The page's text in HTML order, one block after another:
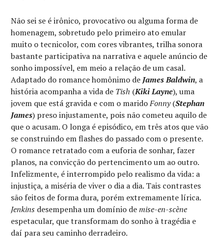
Não sei se é irônico, provocativo ou alguma forma de
homenagem, sobretudo pelo primeiro ato emular
muito o tecnicolor, com cores vibrantes, trilha sonora
bastante participativa na narrativa e aquele anúncio de
sonho impossível, em meio a relação de um casal.
Adaptado do romance homônimo de James Baldwin, a
história acompanha a vida de Tish (Kiki Layne), uma
jovem que está gravida e com o maridoFonny(Stephan
James) preso injustamente, pois não cometeu aquilo de
que o acusam. O longa é episódico, em três atos que vão
se construindo em flashes do passado com o presente.
O romance retratado com a euforia de sonhar, fazer
planos, na convicção do pertencimento um ao outro.
Infelizmente, é interrompido pelo realismo da vida: a
injustiça, a miséria de viver o dia a dia. Tais contrastes
são feitos de forma dura, porém extremamente lírica.
Jenkins desempenha um domínio demise-en-scène
espetacular, que transformam do sonho à tragédia e
daí para seu caminho derradeiro.